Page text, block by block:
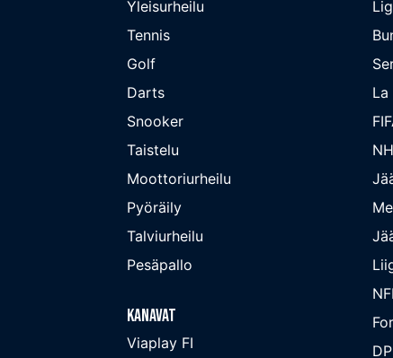
Yleisurheilu
Tennis
Golf
Darts
Snooker
Taistelu
Moottoriurheilu
Pyöräily
Talviurheilu
Pesäpallo
Kanavat
Viaplay FI
La